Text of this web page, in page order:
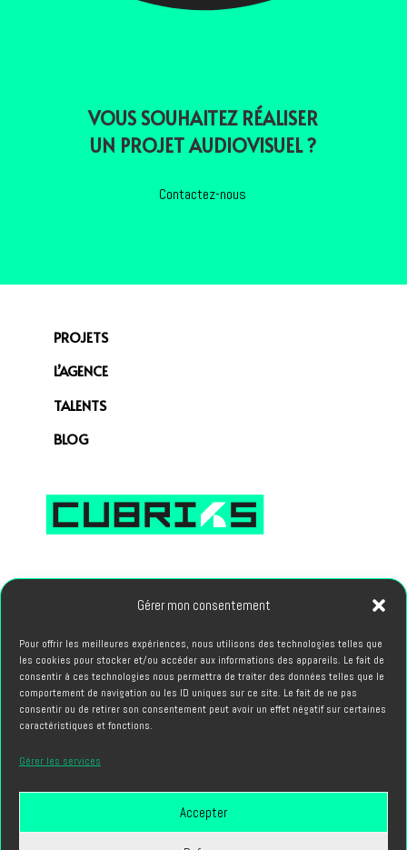
Gérer mon consentement
Pour offrir les meilleures expériences, nous utilisons des technologies telles que
les cookies pour stocker et/ou accéder aux informations des appareils. Le fait de
consentir à ces technologies nous permettra de traiter des données telles que le
comportement de navigation ou les ID uniques sur ce site. Le fait de ne pas
consentir ou de retirer son consentement peut avoir un effet négatif sur certaines
caractéristiques et fonctions.
Gérer les services
Accepter
VOUS SOUHAITEZ RÉALISER
UN PROJET AUDIOVISUEL ?
Contactez-nous
PROJETS
L’AGENCE
TALENTS
BLOG
PROJETS
hello@cubriks.com
CANDIDATURES